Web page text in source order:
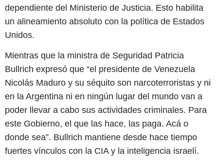
dependiente del Ministerio de Justicia. Esto habilita
un alineamiento absoluto con la política de Estados
Unidos.
Mientras que la ministra de Seguridad Patricia
Bullrich expresó que “el presidente de Venezuela
Nicolás Maduro y su séquito son narcoterroristas y ni
en la Argentina ni en ningún lugar del mundo van a
poder llevar a cabo sus actividades criminales. Para
este Gobierno, el que las hace, las paga. Acá o
donde sea”. Bullrich mantiene desde hace tiempo
fuertes vínculos con la CIA y la inteligencia israelí.